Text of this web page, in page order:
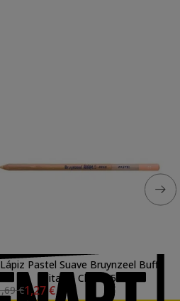
Lápiz Pastel Suave Bruynzeel Buff
Titanio Claro 75
€1,27 €